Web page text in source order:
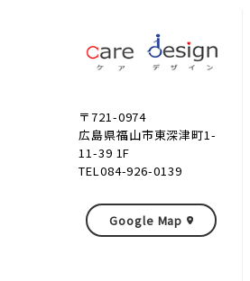
〒721-0974
広島県福山市東深津町1-
11-39 1F
TEL084-926-0139
Google Map